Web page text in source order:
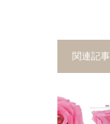
関連記事